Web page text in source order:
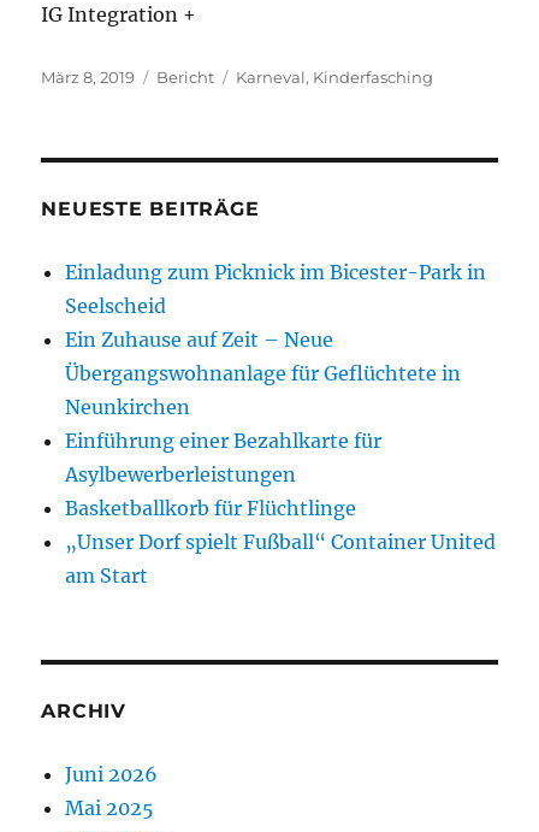
IG Integration +
Veröffentlicht
März 8, 2019 Kategorien
Bericht Schlagwörter
Karneval, Kinderfasching
NEUESTE BEITRÄGE
Einladung zum Picknick im Bicester-Park in
Seelscheid
Ein Zuhause auf Zeit – Neue
Übergangswohnanlage für Geflüchtete in
Neunkirchen
Einführung einer Bezahlkarte für
Asylbewerberleistungen
Basketballkorb für Flüchtlinge
„Unser Dorf spielt Fußball“ Container United
am Start
ARCHIV
Juni 2026
Mai 2025